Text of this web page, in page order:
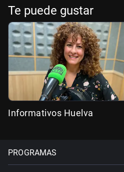
Te puede gustar
Informativos Huelva
PROGRAMAS